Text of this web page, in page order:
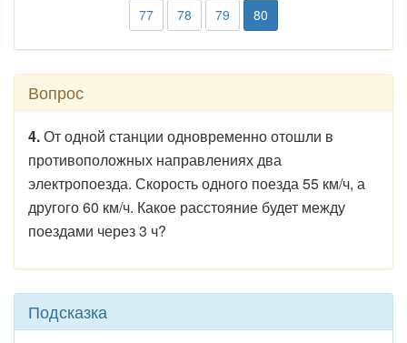
77 78 79 80
Вопрос
4.От одной станции одновременно отошли в
противоположных направлениях два
электропоезда. Скорость одного поезда 55 км/ч, а
другого 60 км/ч. Какое расстояние будет между
поездами через 3 ч?
Подсказка